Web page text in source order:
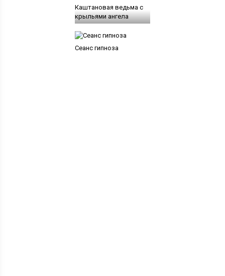
Каштановая ведьма с
крыльями ангела
Сеанс гипноза